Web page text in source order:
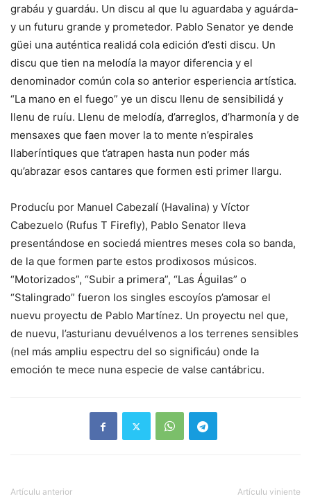
grabáu y guardáu. Un discu al que lu aguardaba y aguárda-
y un futuru grande y prometedor. Pablo Senator ye dende
güei una auténtica realidá cola edición d’esti discu. Un
discu que tien na melodía la mayor diferencia y el
denominador común cola so anterior esperiencia artística.
“La mano en el fuego” ye un discu llenu de sensibilidá y
llenu de ruíu. Llenu de melodía, d’arreglos, d’harmonía y de
mensaxes que faen mover la to mente n’espirales
llaberíntiques que t’atrapen hasta nun poder más
qu’abrazar esos cantares que formen esti primer llargu.
Producíu por Manuel Cabezalí (Havalina) y Víctor
Cabezuelo (Rufus T Firefly), Pablo Senator lleva
presentándose en sociedá mientres meses cola so banda,
de la que formen parte estos prodixosos músicos.
“Motorizados”, “Subir a primera”, “Las Águilas” o
“Stalingrado” fueron los singles escoyíos p’amosar el
nuevu proyectu de Pablo Martínez. Un proyectu nel que,
de nuevu, l’asturianu devuélvenos a los terrenes sensibles
(nel más ampliu espectru del so significáu) onde la
emoción te mece nuna especie de valse cantábricu.
Artículu anterior Artículu viniente